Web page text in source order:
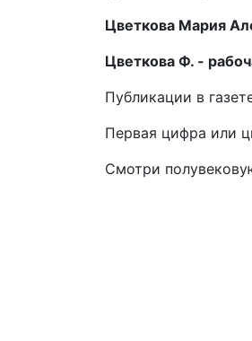
Цветкова Мария
Цветкова Ф. -
Публикации в
Первая цифра или
Смотри